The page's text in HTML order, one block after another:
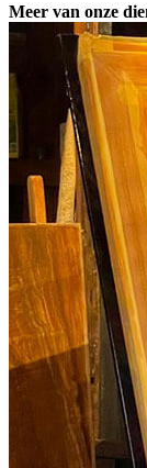
Meer van onze